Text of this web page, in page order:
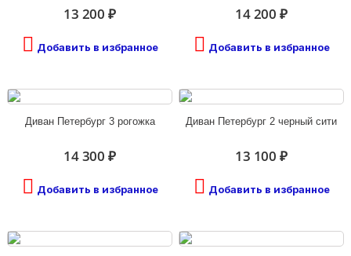
13 200 ₽
Добавить в избранное
14 200 ₽
Добавить в избранное
Диван Петербург 3 рогожка
14 300 ₽
Добавить в избранное
Диван Петербург 2 черный сити
13 100 ₽
Добавить в избранное